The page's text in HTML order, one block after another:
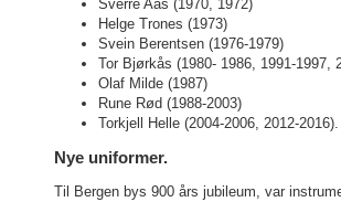
Sverre Aas (1970, 1972)
Helge Trones (1973)
Svein Berentsen (1976-1979)
Tor Bjørkås (1980- 1986, 1991-1997,
Olaf Milde (1987)
Rune Rød (1988-2003)
Torkjell Helle (2004-2006, 2012-2016).
Nye uniformer.
Til Bergen bys 900 års jubileum, var